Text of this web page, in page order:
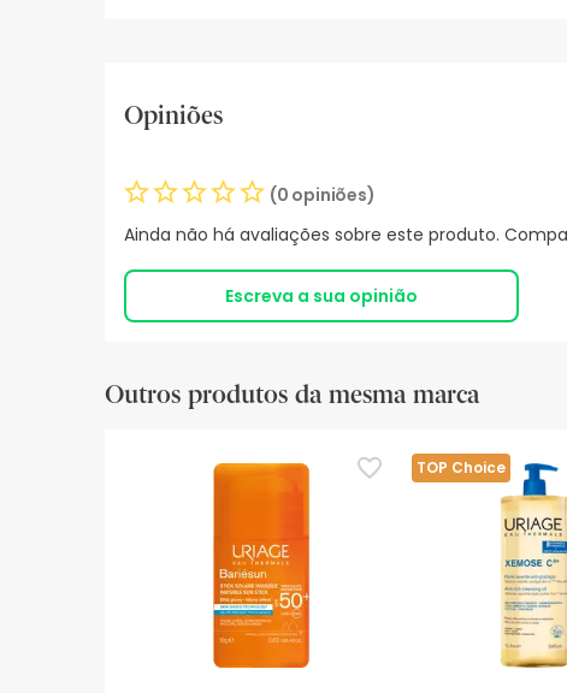
Opiniões
(0 opiniões)
Ainda não há avaliações sobre este produto.
Escreva a sua opinião
Outros produtos da mesma marca
TOP Choice